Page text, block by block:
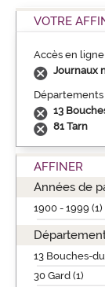
VOTRE
Accès en ligne
Journaux
Départements
13
81 Tarn
AFFINER
Années de
1900 - 1999 (1)
13 Bouches-
30 Gard (1)